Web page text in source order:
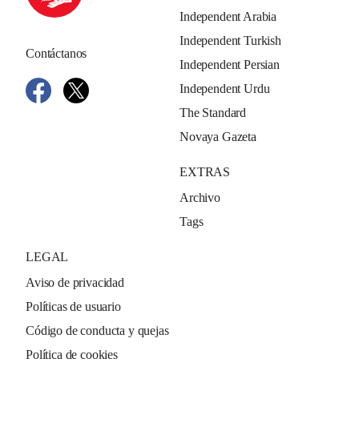
Contáctanos
Independent Arabia
Independent Turkish
Independent Persian
Independent Urdu
The Standard
Novaya Gazeta
EXTRAS
Archivo
Tags
LEGAL
Aviso de privacidad
Políticas de usuario
Código de conducta y quejas
Política de cookies